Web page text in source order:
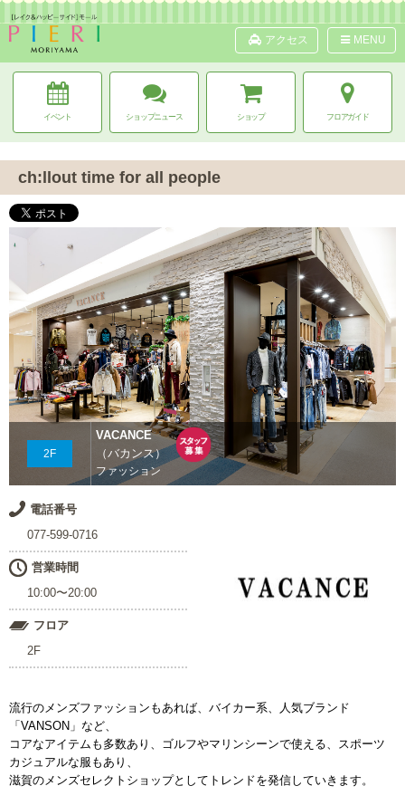
アクセス MENU
イベント ショップニュース ショップ フロアガイド
ch:llout time for all people
2F
VACANCE
（バカンス）
ファッション
電話番号
077-599-0716
営業時間
10:00〜20:00
フロア
2F
流行のメンズファッションもあれば、バイカー系、人気ブランド
「VANSON」など、
コアなアイテムも多数あり、ゴルフやマリンシーンで使える、スポーツ
カジュアルな服もあり、
滋賀のメンズセレクトショップとしてトレンドを発信していきます。